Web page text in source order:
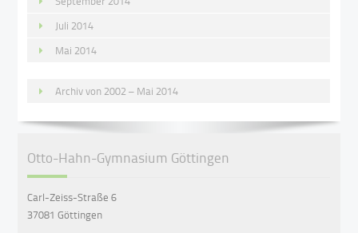
Juli 2014
Mai 2014
Archiv von 2002 – Mai 2014
Otto-Hahn-Gymnasium Göttingen
Carl-Zeiss-Straße 6
37081 Göttingen